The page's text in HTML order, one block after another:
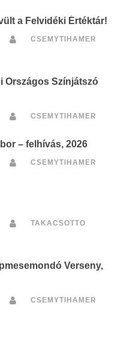
a Felvidéki Értéktár!
CSEMYTIHAMER
Országos Színjátszó
CSEMYTIHAMER
– felhívás, 2026
CSEMYTIHAMER
TAKACSOTTO
Verseny,
CSEMYTIHAMER